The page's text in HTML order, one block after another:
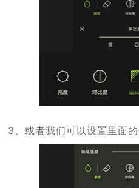
3、或者我们可以设置里面